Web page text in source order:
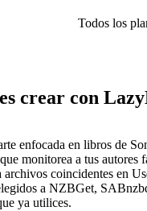
Todos los
crear con
enfocada en libros de
monitorea a tus autores
coincidentes en
a NZBGet,
ya utilices.